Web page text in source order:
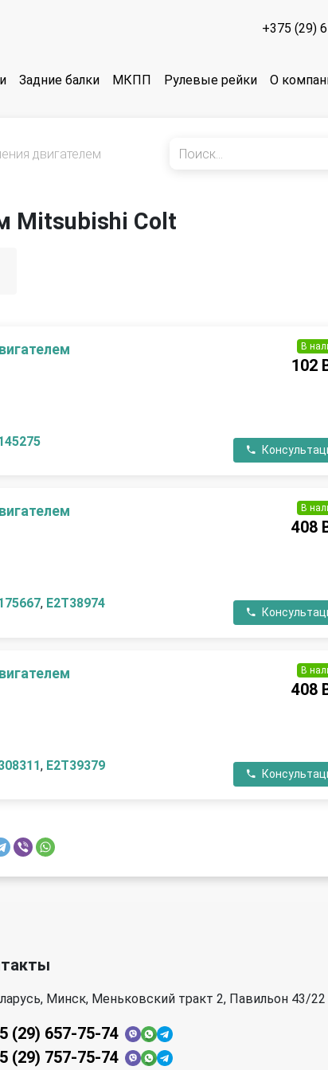
+375 (29)
Задние балки МКПП Рулевые рейки О
двигателем
Mitsubishi Colt
В
102
, E2T38974
В
408
, E2T39379
В
408
Минск, Меньковский тракт 2, Павильон 43/22
(29) 657-75-74
(29) 757-75-74